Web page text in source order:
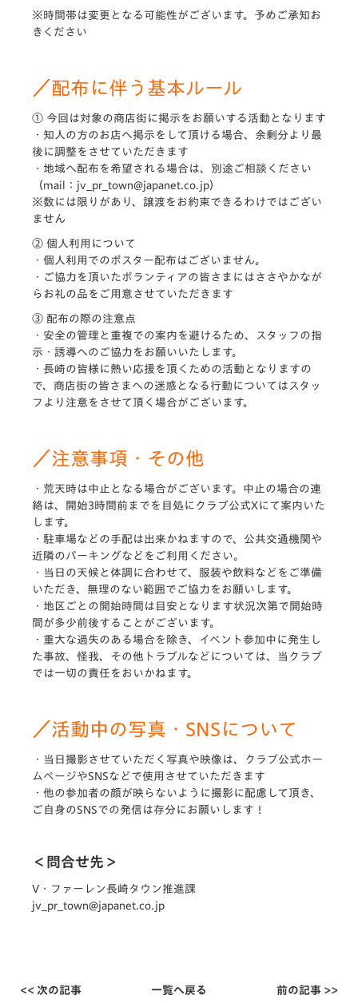
※時間帯は変更となる可能性がございます。予めご承知お
きください
／配布に伴う基本ルール
① 今回は対象の商店街に掲示をお願いする活動となります
・知人の方のお店へ掲示をして頂ける場合、余剰分より最
後に調整をさせていただきます
・地域へ配布を希望される場合は、別途ご相談ください
（mail：jv_pr_town@japanet.co.jp）
※数には限りがあり、譲渡をお約束できるわけではござい
ません
② 個人利用について
・個人利用でのポスター配布はございません。
・ご協力を頂いたボランティアの皆さまにはささやかなが
らお礼の品をご用意させていただきます
③ 配布の際の注意点
・安全の管理と重複での案内を避けるため、スタッフの指
示・誘導へのご協力をお願いいたします。
・長崎の皆様に熱い応援を頂くための活動となりますの
で、商店街の皆さまへの迷惑となる行動についてはスタッ
フより注意をさせて頂く場合がございます。
／注意事項・その他
・荒天時は中止となる場合がございます。中止の場合の連
絡は、開始3時間前までを目処にクラブ公式Xにて案内いた
します。
・駐車場などの手配は出来かねますので、公共交通機関や
近隣のパーキングなどをご利用ください。
・当日の天候と体調に合わせて、服装や飲料などをご準備
いただき、無理のない範囲でご協力をお願いします。
・地区ごとの開始時間は目安となります状況次第で開始時
間が多少前後することがございます。
・重大な過失のある場合を除き、イベント参加中に発生し
た事故、怪我、その他トラブルなどについては、当クラブ
では一切の責任をおいかねます。
／活動中の写真・SNSについて
・当日撮影させていただく写真や映像は、クラブ公式ホー
ムページやSNSなどで使用させていただきます
・他の参加者の顔が映らないように撮影に配慮して頂き、
ご自身のSNSでの発信は存分にお願いします！
＜問合せ先＞
V・ファーレン長崎タウン推進課
jv_pr_town@japanet.co.jp
<< 次の記事 一覧へ戻る 前の記事 >>